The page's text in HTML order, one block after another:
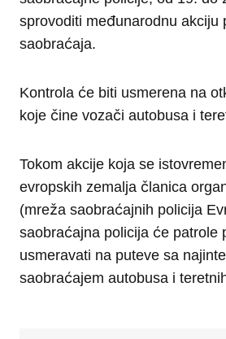
sprovoditi međunarodnu akciju
saobraćaja.
Kontrola će biti usmerena na
koje čine vozači autobusa i
Tokom akcije koja se
evropskih zemalja članica
(mreža saobraćajnih policija
saobraćajna policija će patrole
usmeravati na puteve sa
saobraćajem autobusa i